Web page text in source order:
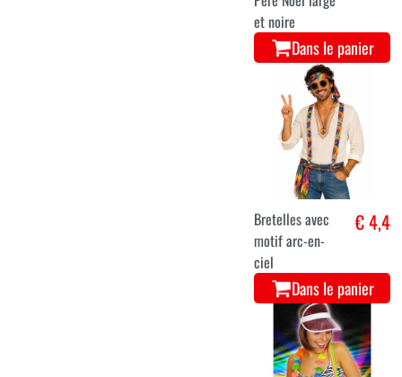
et noire
Dans le panier
Bretelles avec
motif arc-en-
ciel
€ 4,4
Dans le panier